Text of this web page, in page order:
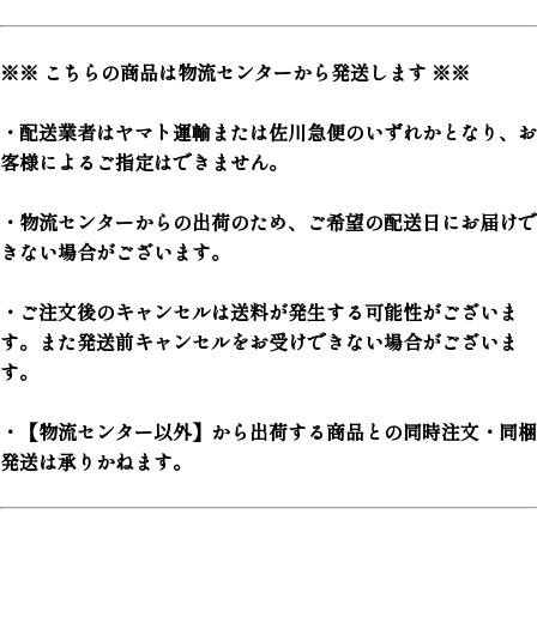
※※ こちらの商品は物流センターから発送します ※※
・配送業者はヤマト運輸または佐川急便のいずれかとなり、お
客様によるご指定はできません。
・物流センターからの出荷のため、ご希望の配送日にお届けで
きない場合がございます。
・ご注文後のキャンセルは送料が発生する可能性がございま
す。また発送前キャンセルをお受けできない場合がございま
す。
・【物流センター以外】から出荷する商品との同時注文・同梱
発送は承りかねます。